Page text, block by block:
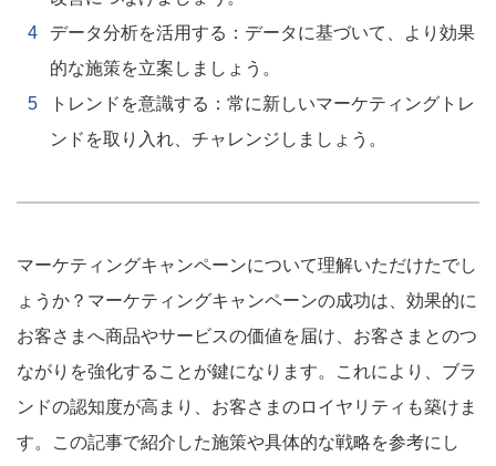
データ分析を活用する：データに基づいて、より効果
的な施策を立案しましょう。
トレンドを意識する：常に新しいマーケティングトレ
ンドを取り入れ、チャレンジしましょう。
マーケティングキャンペーンについて理解いただけたでし
ょうか？マーケティングキャンペーンの成功は、効果的に
お客さまへ商品やサービスの価値を届け、お客さまとのつ
ながりを強化することが鍵になります。これにより、ブラ
ンドの認知度が高まり、お客さまのロイヤリティも築けま
す。この記事で紹介した施策や具体的な戦略を参考にし